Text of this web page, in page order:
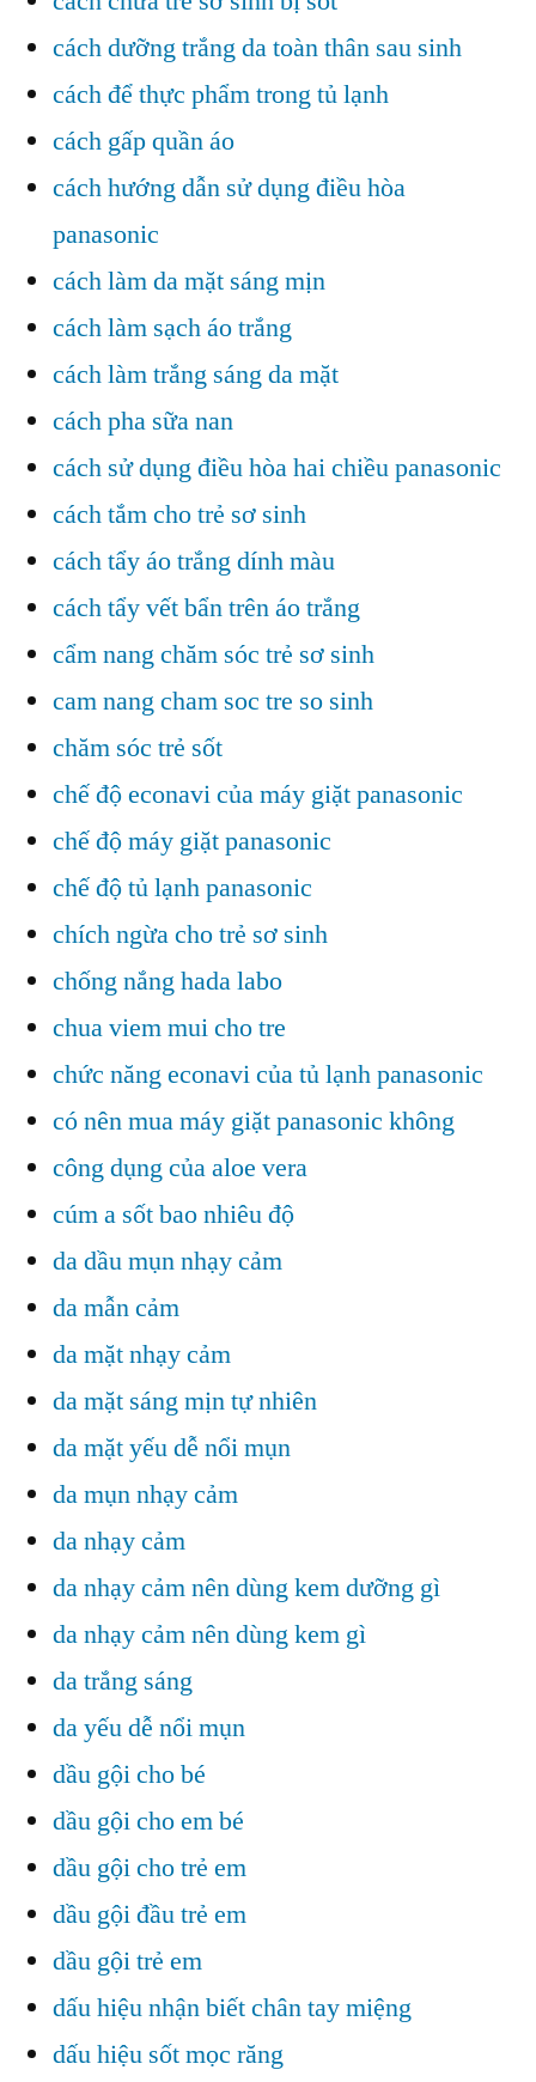
cách dưỡng trắng da toàn thân sau sinh
cách để thực phẩm trong tủ lạnh
cách gấp quần áo
cách hướng dẫn sử dụng điều hòa
panasonic
cách làm da mặt sáng mịn
cách làm sạch áo trắng
cách làm trắng sáng da mặt
cách pha sữa nan
cách sử dụng điều hòa hai chiều panasonic
cách tắm cho trẻ sơ sinh
cách tẩy áo trắng dính màu
cách tẩy vết bẩn trên áo trắng
cẩm nang chăm sóc trẻ sơ sinh
cam nang cham soc tre so sinh
chăm sóc trẻ sốt
chế độ econavi của máy giặt panasonic
chế độ máy giặt panasonic
chế độ tủ lạnh panasonic
chích ngừa cho trẻ sơ sinh
chống nắng hada labo
chua viem mui cho tre
chức năng econavi của tủ lạnh panasonic
có nên mua máy giặt panasonic không
công dụng của aloe vera
cúm a sốt bao nhiêu độ
da dầu mụn nhạy cảm
da mẫn cảm
da mặt nhạy cảm
da mặt sáng mịn tự nhiên
da mặt yếu dễ nổi mụn
da mụn nhạy cảm
da nhạy cảm
da nhạy cảm nên dùng kem dưỡng gì
da nhạy cảm nên dùng kem gì
da trắng sáng
da yếu dễ nổi mụn
dầu gội cho bé
dầu gội cho em bé
dầu gội cho trẻ em
dầu gội đầu trẻ em
dầu gội trẻ em
dấu hiệu nhận biết chân tay miệng
dấu hiệu sốt mọc răng